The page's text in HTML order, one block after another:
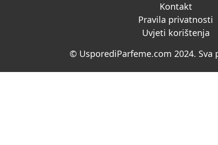
Kontakt
Pravila privatnosti
Uvjeti korištenja
© UsporediParfeme.com 2024. Sva